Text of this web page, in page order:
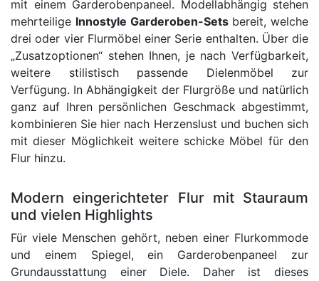
mit einem Garderobenpaneel. Modellabhängig stehen
mehrteilige Innostyle Garderoben-Setsbereit, welche
drei oder vier Flurmöbel einer Serie enthalten. Über die
„Zusatzoptionen“ stehen Ihnen, je nach Verfügbarkeit,
weitere stilistisch passende Dielenmöbel zur
Verfügung. In Abhängigkeit der Flurgröße und natürlich
ganz auf Ihren persönlichen Geschmack abgestimmt,
kombinieren Sie hier nach Herzenslust und buchen sich
mit dieser Möglichkeit weitere schicke Möbel für den
Flur hinzu.
Modern eingerichteter Flur mit Stauraum
und vielen Highlights
Für viele Menschen gehört, neben einer Flurkommode
und einem Spiegel, ein Garderobenpaneel zur
Grundausstattung einer Diele. Daher ist dieses